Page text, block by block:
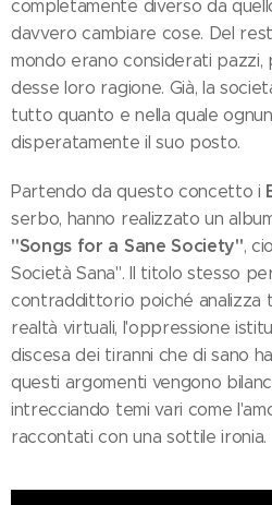
completamente diverso da
davvero cambiare cose. Del
mondo erano considerati pazzi,
desse loro ragione. Già, la
tutto quanto e nella quale
disperatamente il suo posto.
Partendo da questo concetto i
serbo, hanno realizzato un
"Songs for a Sane Society",
Società Sana". Il titolo stesso
contraddittorio poiché analizza
realtà virtuali, l'oppressione
discesa dei tiranni che di sano
questi argomenti vengono
intrecciando temi vari come
raccontati con una sottile ironia.